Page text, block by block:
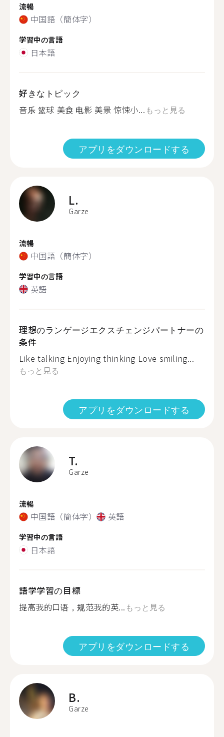
流暢
中国語（簡体字）
学習中の言語
日本語
好きなトピック
音乐 篮球 美食 电影 美景 惊悚小... もっと見る
アプリをダウンロードする
L.
Garze
流暢
中国語（簡体字）
学習中の言語
英語
理想のランゲージエクスチェンジパートナーの
条件
Like talking Enjoying thinking Love smiling...
もっと見る
アプリをダウンロードする
T.
Garze
流暢
中国語（簡体字） 英語
学習中の言語
日本語
語学学習の目標
提高我的口语，规范我的英... もっと見る
アプリをダウンロードする
B.
Garze